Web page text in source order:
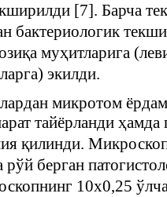
[7]. Барча
бактериологик
муҳитларига
экилди.
микротом
тайёрланди
қилинди.
рўй берган
10х0,25